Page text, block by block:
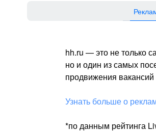
hh.ru — это не только
но и один из самых
продвижения
Узнать больше о
*по данным рейтинга